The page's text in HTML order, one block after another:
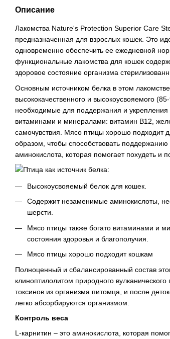
Описание
Лакомства Nature's Protection Superior Care
предназначенная для взрослых кошек. Это
одновременно обеспечить ее ежедневной
функциональные лакомства для кошек
здоровое состояние организма
Основным источником белка в этом
высококачественного и высокоусвояемого
необходимые для поддержания и
витаминами и минералами: витамин В12,
самочувствия. Мясо птицы хорошо подходит
образом, чтобы способствовать
аминокислота, которая помогает похудеть и
Птица как источник белка:
Высокоусвояемый белок для кошек.
Содержит незаменимые аминокислоты,
шерсти.
Мясо птицы также богато витаминами и
состояния здоровья и благополучия.
Мясо птицы хорошо подходит кошкам
Полноценный и сбалансированный состав
клиноптилолитом природного
токсинов из организма питомца, и после
легко абсорбируются организмом.
Контроль веса
L-карнитин – это аминокислота, которая